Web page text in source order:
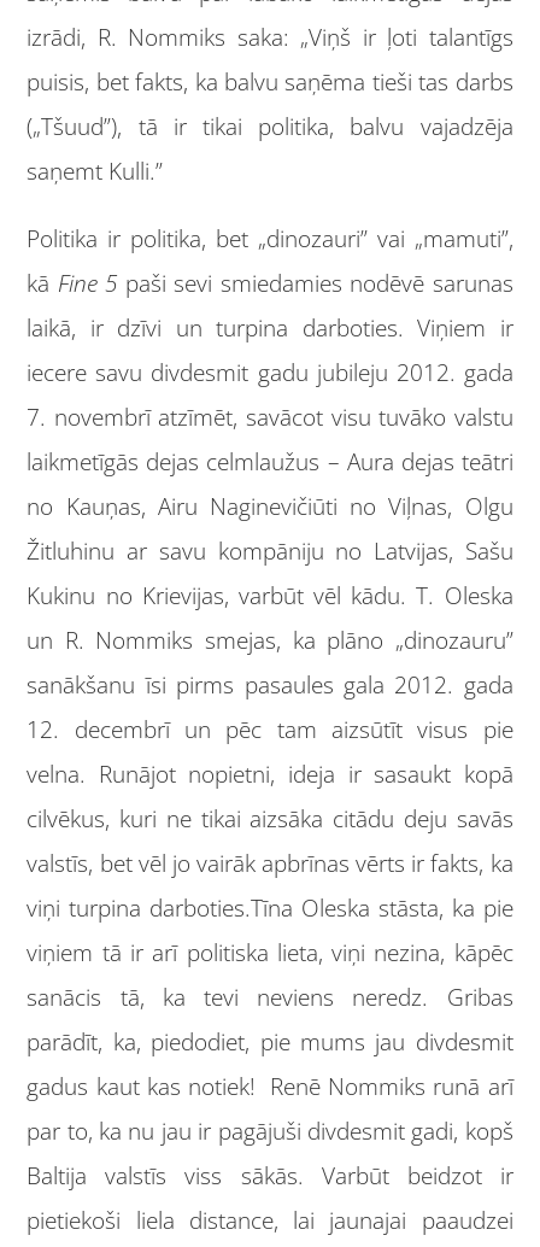
izrādi, R. Nommiks saka: „Viņš ir ļoti talantīgs
puisis, bet fakts, ka balvu saņēma tieši tas darbs
(„Tšuud”), tā ir tikai politika, balvu vajadzēja
saņemt Kulli.”
Politika ir politika, bet „dinozauri” vai „mamuti”,
kā Fine 5 paši sevi smiedamies nodēvē sarunas
laikā, ir dzīvi un turpina darboties. Viņiem ir
iecere savu divdesmit gadu jubileju 2012. gada
7. novembrī atzīmēt, savācot visu tuvāko valstu
laikmetīgās dejas celmlaužus – Aura dejas teātri
no Kauņas, Airu Naginevičiūti no Viļnas, Olgu
Žitluhinu ar savu kompāniju no Latvijas, Sašu
Kukinu no Krievijas, varbūt vēl kādu. T. Oleska
un R. Nommiks smejas, ka plāno „dinozauru”
sanākšanu īsi pirms pasaules gala 2012. gada
12. decembrī un pēc tam aizsūtīt visus pie
velna. Runājot nopietni, ideja ir sasaukt kopā
cilvēkus, kuri ne tikai aizsāka citādu deju savās
valstīs, bet vēl jo vairāk apbrīnas vērts ir fakts, ka
viņi turpina darboties.Tīna Oleska stāsta, ka pie
viņiem tā ir arī politiska lieta, viņi nezina, kāpēc
sanācis tā, ka tevi neviens neredz. Gribas
parādīt, ka, piedodiet, pie mums jau divdesmit
gadus kaut kas notiek! Renē Nommiks runā arī
par to, ka nu jau ir pagājuši divdesmit gadi, kopš
Baltija valstīs viss sākās. Varbūt beidzot ir
pietiekoši liela distance, lai jaunajai paaudzei